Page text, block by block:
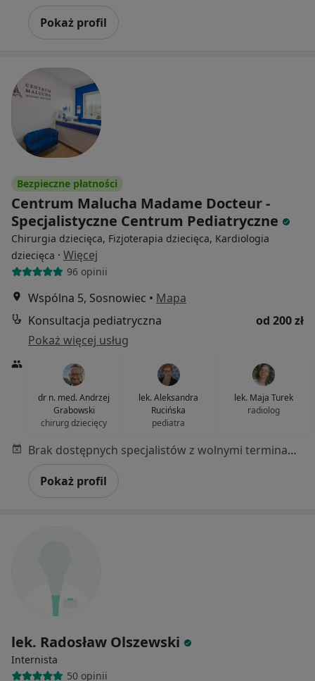
Pokaż profil
Bezpieczne płatności
Centrum Malucha Madame Docteur -
Specjalistyczne Centrum Pediatryczne
Chirurgia dziecięca, Fizjoterapia dziecięca, Kardiologia
dziecięca · Więcej
96 opinii
Wspólna 5, Sosnowiec • Mapa
Konsultacja pediatryczna
od 200 zł
Pokaż więcej usług
dr n. med. Andrzej
Grabowski
chirurg dziecięcy
lek. Aleksandra
Rucińska
pediatra
lek. Maja Turek
radiolog
Brak dostępnych specjalistów z wolnymi terminami w tym centrum medycznym.
Pokaż profil
lek. Radosław Olszewski
Internista
50 opinii